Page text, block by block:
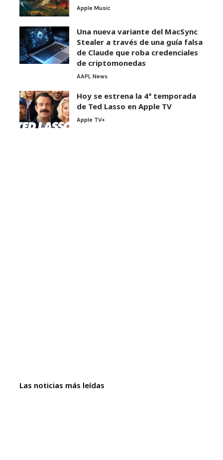
Apple Music
Una nueva variante del MacSync
Stealer a través de una guía falsa
de Claude que roba credenciales
de criptomonedas
AAPL News
Hoy se estrena la 4ª temporada
de Ted Lasso en Apple TV
Apple TV+
Las noticias más leídas